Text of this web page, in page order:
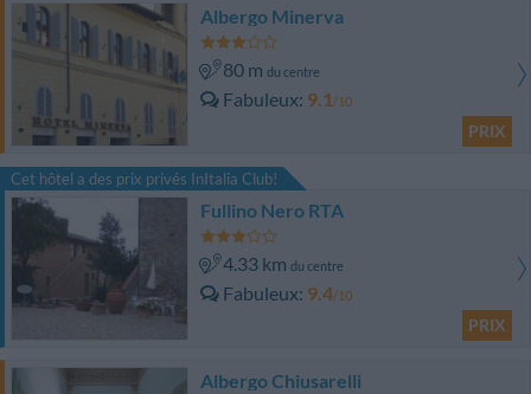
Albergo Minerva
80 m du centre
Fabuleux 9.1/10
PRIX
Cet hôtel a des prix privés InItalia Club!
Fullino Nero RTA
4.33 km du centre
Fabuleux 9.4/10
PRIX
Albergo Chiusarelli